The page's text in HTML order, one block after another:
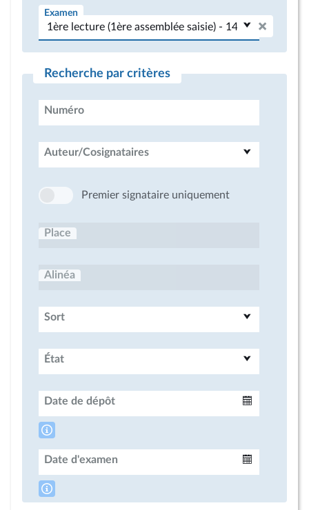
Examen
Recherche par critères
Numéro
Auteur/Cosignataires
Premier signataire uniquement
Place
Alinéa
Sort
État
Date de dépôt
Date d'examen